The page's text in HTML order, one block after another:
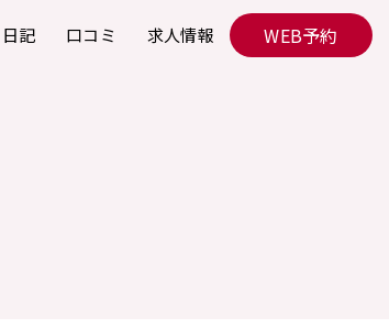
記 口コミ 求人情報 WEB予約